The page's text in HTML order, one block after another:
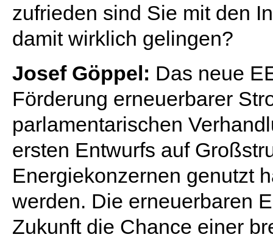
zufrieden sind Sie mit den
damit wirklich gelingen?
Josef Göppel: Das neue
Förderung erneuerbarer
parlamentarischen
ersten Entwurfs auf
Energiekonzernen genutzt
werden. Die erneuerbaren
Zukunft die Chance einer